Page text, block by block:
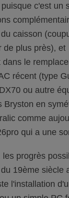
c'est un
caisson
de plus près), et
le
récent (type
ou autre
Bryston en
comme
qui a une
progrès
19ème siècle
l'installation